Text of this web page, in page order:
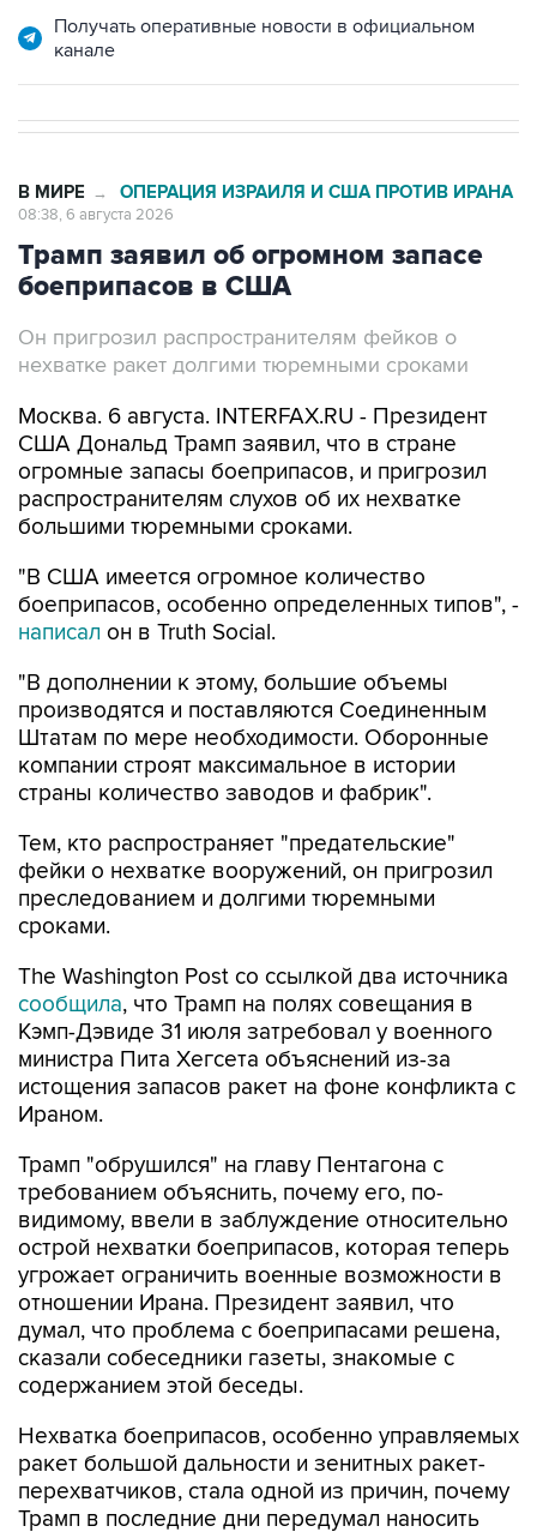
Получать оперативные новости в официальном
канале
В МИРЕ → ОПЕРАЦИЯ ИЗРАИЛЯ И США ПРОТИВ ИРАНА
08:38, 6 августа 2026
Трамп заявил об огромном запасе
боеприпасов в США
Он пригрозил распространителям фейков о
нехватке ракет долгими тюремными сроками
Москва. 6 августа. INTERFAX.RU - Президент
США Дональд Трамп заявил, что в стране
огромные запасы боеприпасов, и пригрозил
распространителям слухов об их нехватке
большими тюремными сроками.
"В США имеется огромное количество
боеприпасов, особенно определенных типов", -
написал он в Truth Social.
"В дополнении к этому, большие объемы
производятся и поставляются Соединенным
Штатам по мере необходимости. Оборонные
компании строят максимальное в истории
страны количество заводов и фабрик".
Тем, кто распространяет "предательские"
фейки о нехватке вооружений, он пригрозил
преследованием и долгими тюремными
сроками.
The Washington Post со ссылкой два источника
сообщила, что Трамп на полях совещания в
Кэмп-Дэвиде 31 июля затребовал у военного
министра Пита Хегсета объяснений из-за
истощения запасов ракет на фоне конфликта с
Ираном.
Трамп "обрушился" на главу Пентагона с
требованием объяснить, почему его, по-
видимому, ввели в заблуждение относительно
острой нехватки боеприпасов, которая теперь
угрожает ограничить военные возможности в
отношении Ирана. Президент заявил, что
думал, что проблема с боеприпасами решена,
сказали собеседники газеты, знакомые с
содержанием этой беседы.
Нехватка боеприпасов, особенно управляемых
ракет большой дальности и зенитных ракет-
перехватчиков, стала одной из причин, почему
Трамп в последние дни передумал наносить